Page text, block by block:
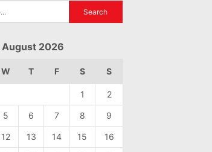
August 2026
W T F S S
1 2
5 6 7 8 9
12 13 14 15 16